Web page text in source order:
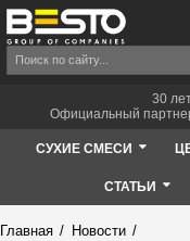
30
Официальный
СУХИЕ СМЕСИ
СТАТЬИ
Главная / Новости /